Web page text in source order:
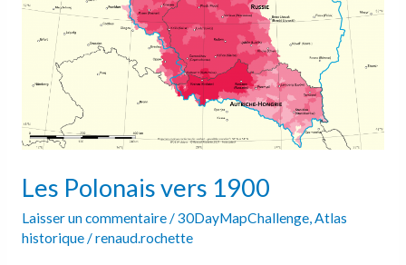
Les Polonais vers 1900
Laisser un commentaire/30DayMapChallenge,Atlas
historique/renaud.rochette